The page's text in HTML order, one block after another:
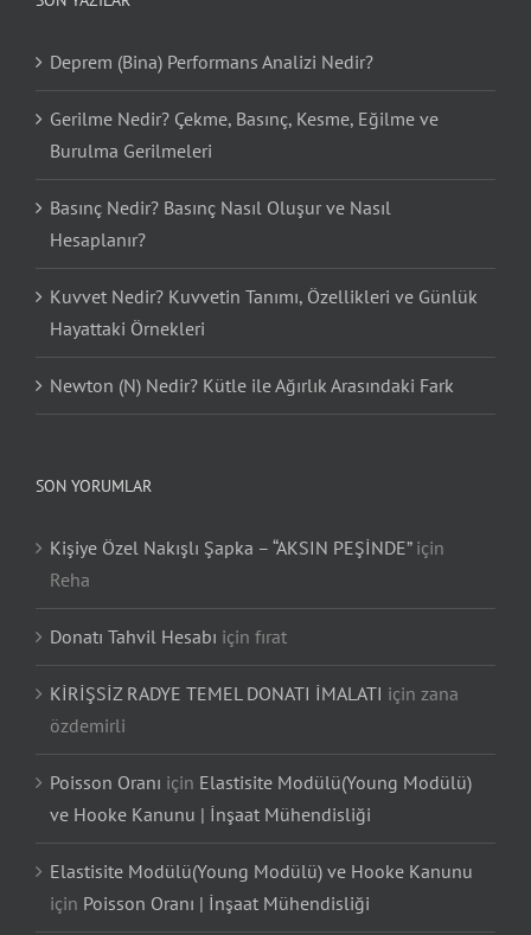
Deprem (Bina) Performans Analizi Nedir?
Gerilme Nedir? Çekme, Basınç, Kesme, Eğilme ve
Burulma Gerilmeleri
Basınç Nedir? Basınç Nasıl Oluşur ve Nasıl
Hesaplanır?
Kuvvet Nedir? Kuvvetin Tanımı, Özellikleri ve Günlük
Hayattaki Örnekleri
Newton (N) Nedir? Kütle ile Ağırlık Arasındaki Fark
SON YORUMLAR
Kişiye Özel Nakışlı Şapka – “AKSIN PEŞİNDE”için
Reha
Donatı Tahvil Hesabı için fırat
KİRİŞSİZ RADYE TEMEL DONATI İMALATI için zana
özdemirli
Poisson Oranı için Elastisite Modülü(Young Modülü)
ve Hooke Kanunu | İnşaat Mühendisliği
Elastisite Modülü(Young Modülü) ve Hooke Kanunu
için Poisson Oranı | İnşaat Mühendisliği